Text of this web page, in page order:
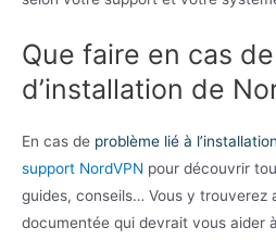
Que faire en cas
d’installation de
En cas de problème lié à l’installation
support NordVPN pour découvrir
guides, conseils… Vous y trouverez
documentée qui devrait vous aider